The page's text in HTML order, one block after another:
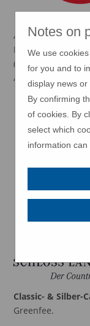
Als METTNAU-
Konstanz 20 %
(ausgenommen
Aktionen
Classic- & Silber-
Greenfee.
Notes on
We use
for you and to
display news or
By confirming
of cookies. By
select which
information